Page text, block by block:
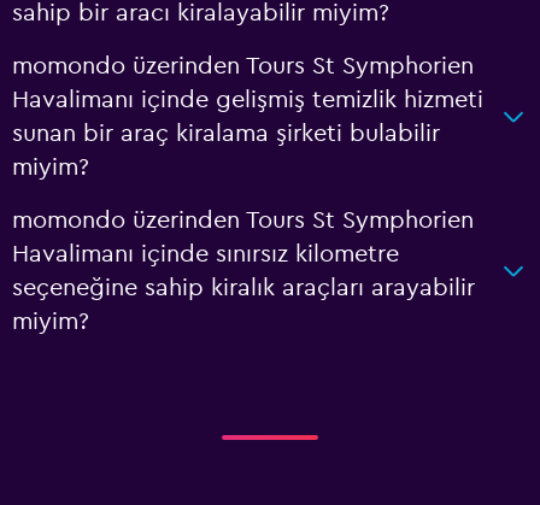
sahip bir aracı kiralayabilir miyim?
momondo üzerinden Tours St Symphorien
Havalimanı içinde gelişmiş temizlik hizmeti
sunan bir araç kiralama şirketi bulabilir
miyim?
momondo üzerinden Tours St Symphorien
Havalimanı içinde sınırsız kilometre
seçeneğine sahip kiralık araçları arayabilir
miyim?